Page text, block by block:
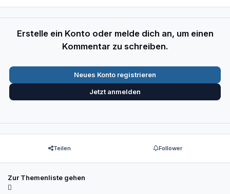
Erstelle ein Konto oder melde dich an, um einen
Kommentar zu schreiben.
Neues Konto registrieren
Jetzt anmelden
Teilen Follower
Zur Themenliste gehen